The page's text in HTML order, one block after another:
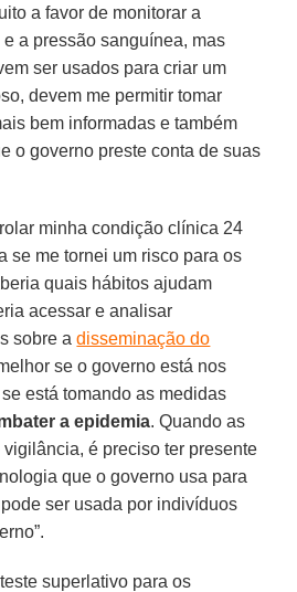
a favor de monitorar a
a pressão sanguínea, mas
ser usados para criar um
devem me permitir tomar
bem informadas e também
o governo preste conta de suas
minha condição clínica 24
se me tornei um risco para os
quais hábitos ajudam
acessar e analisar
sobre adisseminação do
se o governo está nos
está tomando as medidas
a epidemia. Quando as
é preciso ter presente
que o governo usa para
ser usada por indivíduos
superlativo para os